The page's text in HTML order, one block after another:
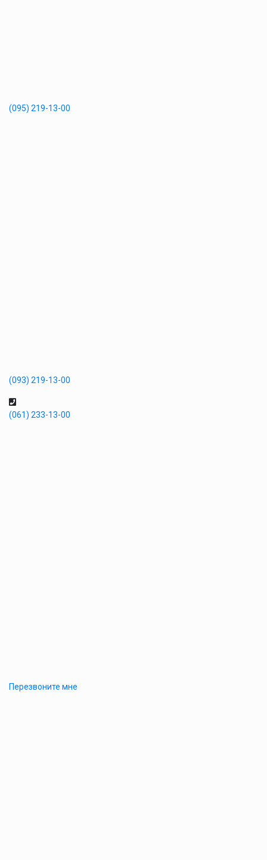
(095) 219-13-00
(093) 219-13-00
(061) 233-13-00
Перезвоните мне